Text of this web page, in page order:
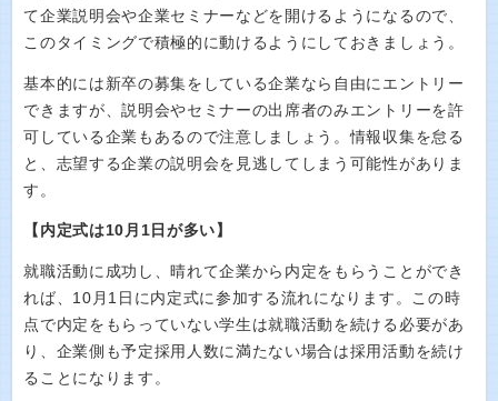
て企業説明会や企業セミナーなどを開けるようになるので、
このタイミングで積極的に動けるようにしておきましょう。
基本的には新卒の募集をしている企業なら自由にエントリー
できますが、説明会やセミナーの出席者のみエントリーを許
可している企業もあるので注意しましょう。情報収集を怠る
と、志望する企業の説明会を見逃してしまう可能性がありま
す。
【内定式は10月1日が多い】
就職活動に成功し、晴れて企業から内定をもらうことができ
れば、10月1日に内定式に参加する流れになります。この時
点で内定をもらっていない学生は就職活動を続ける必要があ
り、企業側も予定採用人数に満たない場合は採用活動を続け
ることになります。